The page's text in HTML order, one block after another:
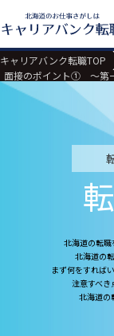
キャリアバンク転職TOP
面接のポイント① ～第
北海道の転職
北海道の
まず何をすれば
注意すべき
北海道の